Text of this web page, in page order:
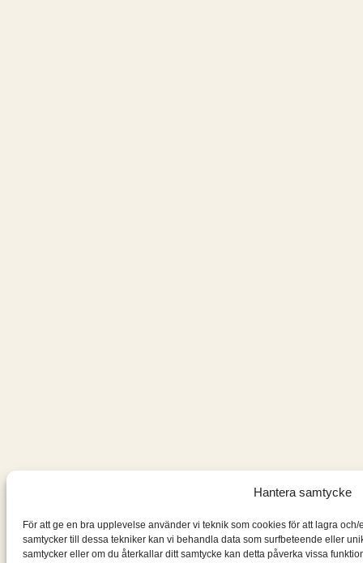
Hantera samtycke
För att ge en bra upplevelse använder vi teknik som cookies för att lagra
samtycker till dessa tekniker kan vi behandla data som surfbeteende eller
samtycker eller om du återkallar ditt samtycke kan detta påverka vissa